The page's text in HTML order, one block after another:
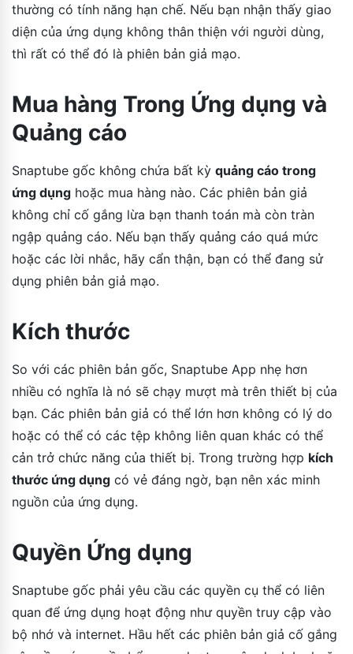
thường có tính năng hạn chế. Nếu bạn nhận thấy giao
diện của ứng dụng không thân thiện với người dùng,
thì rất có thể đó là phiên bản giả mạo.
Mua hàng Trong Ứng dụng và
Quảng cáo
Snaptube gốc không chứa bất kỳ quảng cáo trong
ứng dụng hoặc mua hàng nào. Các phiên bản giả
không chỉ cố gắng lừa bạn thanh toán mà còn tràn
ngập quảng cáo. Nếu bạn thấy quảng cáo quá mức
hoặc các lời nhắc, hãy cẩn thận, bạn có thể đang sử
dụng phiên bản giả mạo.
Kích thước
So với các phiên bản gốc, Snaptube App nhẹ hơn
nhiều có nghĩa là nó sẽ chạy mượt mà trên thiết bị của
bạn. Các phiên bản giả có thể lớn hơn không có lý do
hoặc có thể có các tệp không liên quan khác có thể
cản trở chức năng của thiết bị. Trong trường hợp kích
thước ứng dụng có vẻ đáng ngờ, bạn nên xác minh
nguồn của ứng dụng.
Quyền Ứng dụng
Snaptube gốc phải yêu cầu các quyền cụ thể có liên
quan để ứng dụng hoạt động như quyền truy cập vào
bộ nhớ và internet. Hầu hết các phiên bản giả cố gắng